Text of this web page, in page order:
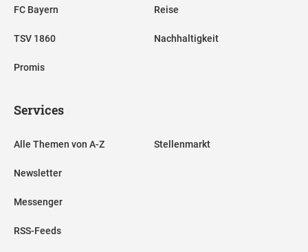
FC Bayern
TSV 1860
Promis
Reise
Nachhaltigkeit
Services
Alle Themen von A-Z
Newsletter
Messenger
RSS-Feeds
Stellenmarkt